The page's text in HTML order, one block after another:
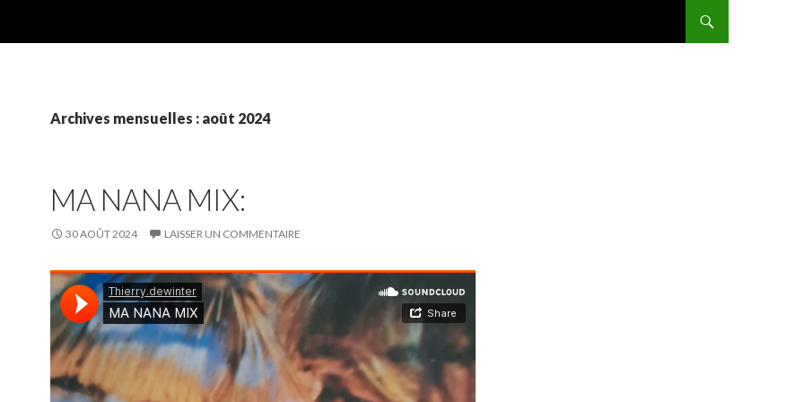
Archives mensuelles : août 2024
MA NANA MIX:
30 AOÛT 2024 LAISSER UN COMMENTAIRE